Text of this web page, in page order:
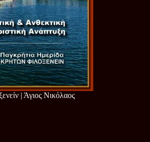
| Άγιος Νικόλαος